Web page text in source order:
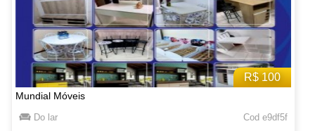
R$ 100
Mundial Móveis
Do lar Cod e9df5f